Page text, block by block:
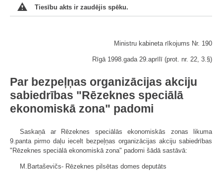
Tiesību akts ir zaudējis spēku.
Ministru kabineta rīkojums Nr. 190
Rīgā 1998.gada 29.aprīlī (prot. nr. 22, 3.§)
Par bezpeļņas organizācijas akciju
sabiedrības "Rēzeknes speciālā
ekonomiskā zona" padomi
Saskaņā ar Rēzeknes speciālās ekonomiskās zonas likuma
9.panta pirmo daļu iecelt bezpeļņas organizācijas akciju sabiedrības
"Rēzeknes speciālā ekonomiskā zona" padomi šādā sastāvā:
M.Bartaševičs- Rēzeknes pilsētas domes deputāts